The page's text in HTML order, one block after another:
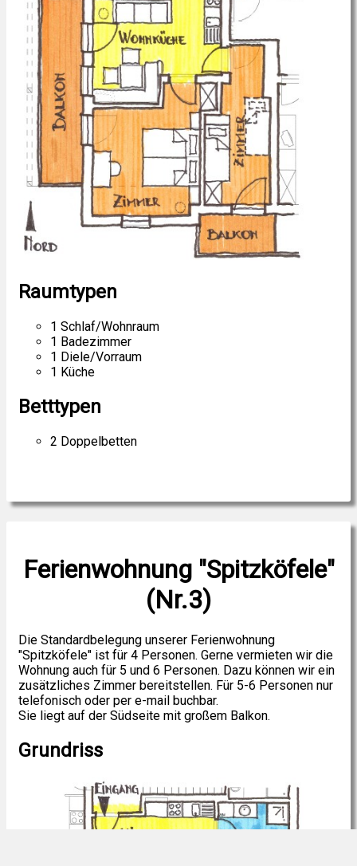
Raumtypen
1 Schlaf/Wohnraum
1 Badezimmer
1 Diele/Vorraum
1 Küche
Betttypen
2 Doppelbetten
Ferienwohnung "Spitzköfele"
(Nr.3)
Die Standardbelegung unserer Ferienwohnung
"Spitzköfele" ist für 4 Personen. Gerne vermieten wir die
Wohnung auch für 5 und 6 Personen. Dazu können wir ein
zusätzliches Zimmer bereitstellen. Für 5-6 Personen nur
telefonisch oder per e-mail buchbar.
Sie liegt auf der Südseite mit großem Balkon.
Grundriss